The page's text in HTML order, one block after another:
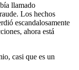
llamado
Los hechos
escandalosamente
ahora está
casi que es un